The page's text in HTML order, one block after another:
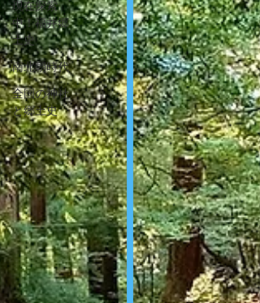
現在探索
中！福井郷
土史
南北朝時代
全国の神社
と郷土史